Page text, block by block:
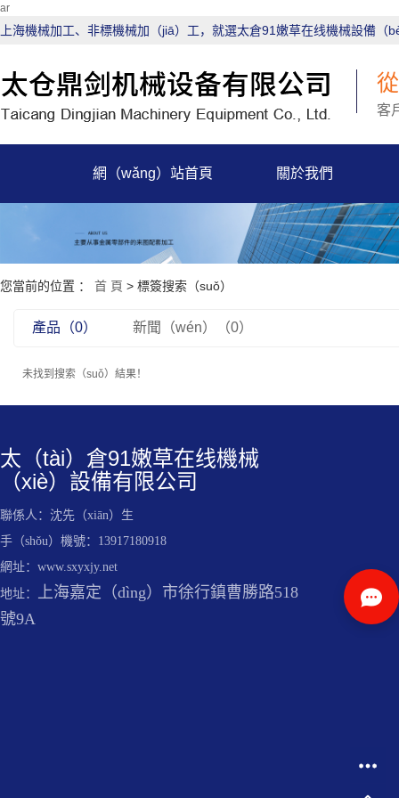
ar
上海機械加工、非標機械加（jiā）工，就選太倉91嫩草在线機械設備（
客
網（wǎng）站首頁 關於我們
您當前的位置 ： 首 頁 > 標簽搜索（suǒ）
產品（0） 新聞（wén）（0）
未找到搜索（suǒ）結果！
太（tài）倉91嫩草在线機械
（xiè）設備有限公司
聯係人：沈先（xiān）生
手（shǒu）機號：13917180918
網址：www.sxyxjy.net
地址： 上海嘉定（dìng）市徐行鎮曹勝路518
號9A